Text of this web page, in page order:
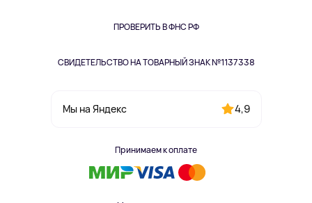
ПРОВЕРИТЬ В ФНС РФ
СВИДЕТЕЛЬСТВО НА ТОВАРНЫЙ ЗНАК №1137338
Мы на Яндекс 4,9
Принимаем к оплате
Одежда и аксессуары